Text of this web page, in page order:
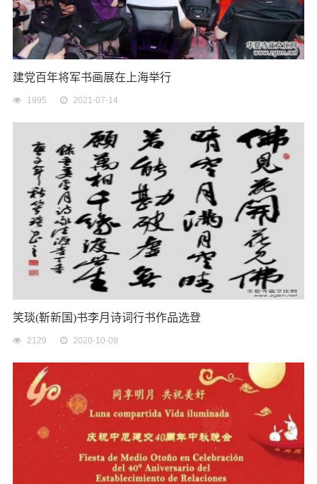
建党百年将军书画展在上海举行
1995 2021-07-14
笑琰(靳新国)书李月诗词行书作品选登
2129 2020-10-09